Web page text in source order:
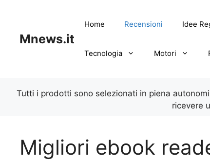
Mnews.it
Home Recensioni Idee
Tecnologia Motori
Tutti i prodotti sono selezionati in piena
ricevere
Migliori ebook